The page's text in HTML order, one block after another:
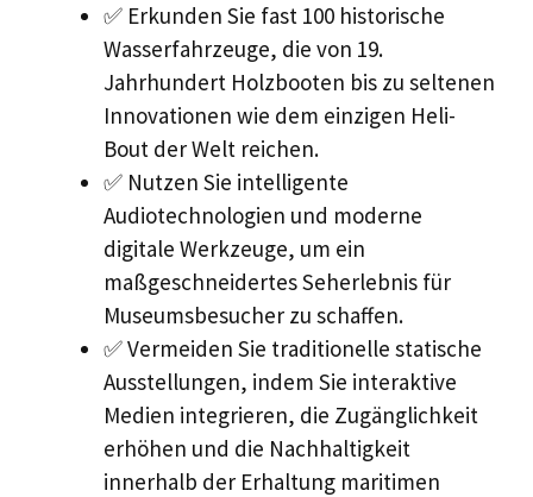
✅ Erkunden Sie fast 100 historische
Wasserfahrzeuge, die von 19.
Jahrhundert Holzbooten bis zu seltenen
Innovationen wie dem einzigen Heli-
Bout der Welt reichen.
✅ Nutzen Sie intelligente
Audiotechnologien und moderne
digitale Werkzeuge, um ein
maßgeschneidertes Seherlebnis für
Museumsbesucher zu schaffen.
✅ Vermeiden Sie traditionelle statische
Ausstellungen, indem Sie interaktive
Medien integrieren, die Zugänglichkeit
erhöhen und die Nachhaltigkeit
innerhalb der Erhaltung maritimen